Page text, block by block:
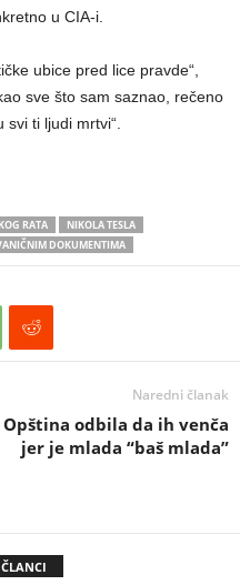
u CIA-i.
ubice pred lice pravde“,
sve što sam saznao, rečeno
ti ljudi mrtvi“.
RATA
NIKOLA TESLA
DOKUMENTIMA
Naredni članak
Opština odbila da ih venča
jer je mlada “baš mlada”